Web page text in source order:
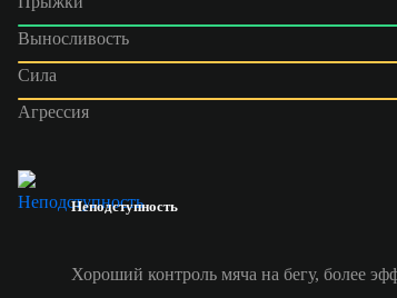
Выносливость
Сила
Агрессия
Неподступность
Хороший контроль мяча на бегу, более